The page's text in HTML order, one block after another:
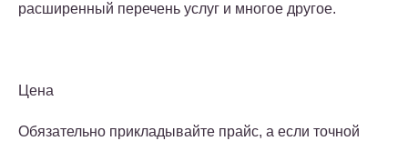
расширенный перечень услуг и многое другое.
Цена
Обязательно прикладывайте прайс, а если точной